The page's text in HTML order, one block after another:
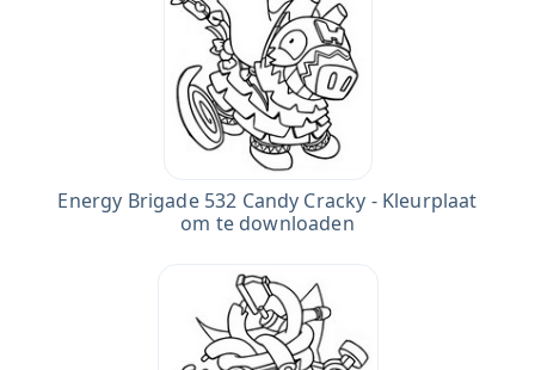
Energy Brigade 532 Candy Cracky - Kleurplaat
om te downloaden